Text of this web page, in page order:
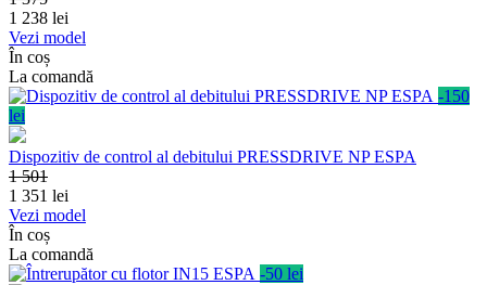
1 238 lei
Vezi model
În coș
La comandă
-150
lei
Dispozitiv de control al debitului PRESSDRIVE NP ESPA
1 501
1 351 lei
Vezi model
În coș
La comandă
-50 lei